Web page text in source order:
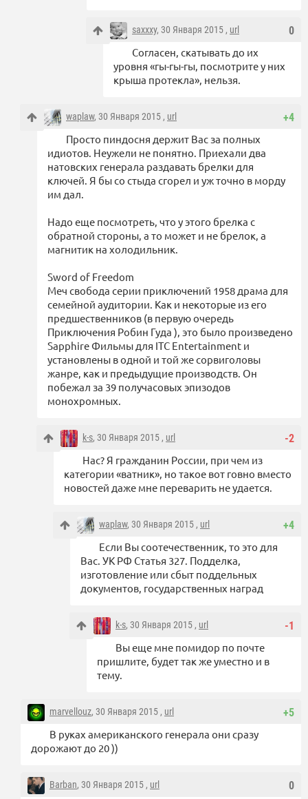
0
saxxxy, 30 Января 2015 , url
Согласен, скатывать до их
уровня «гы-гы-гы, посмотрите у них
крыша протекла», нельзя.
+4
waplaw, 30 Января 2015 , url
Просто пиндосня держит Вас за полных
идиотов. Неужели не понятно. Приехали два
натовских генерала раздавать брелки для
ключей. Я бы со стыда сгорел и уж точно в морду
им дал.
Надо еще посмотреть, что у этого брелка с
обратной стороны, а то может и не брелок, а
магнитик на холодильник.
Sword of Freedom
Меч свобода серии приключений 1958 драма для
семейной аудитории. Как и некоторые из его
предшественников (в первую очередь
Приключения Робин Гуда ), это было произведено
Sapphire Фильмы для ITC Entertainment и
установлены в одной и той же сорвиголовы
жанре, как и предыдущие производств. Он
побежал за 39 получасовых эпизодов
монохромных.
-2
k-s, 30 Января 2015 , url
Нас? Я гражданин России, при чем из
категории «ватник», но такое вот говно вместо
новостей даже мне переварить не удается.
+4
waplaw, 30 Января 2015 , url
Если Вы соотечественник, то это для
Вас. УК РФ Статья 327. Подделка,
изготовление или сбыт поддельных
документов, государственных наград
-1
k-s, 30 Января 2015 , url
Вы еще мне помидор по почте
пришлите, будет так же уместно и в
тему.
+5
marvellouz, 30 Января 2015 , url
В руках американского генерала они сразу
дорожают до 20 ))
0
Barban, 30 Января 2015 , url